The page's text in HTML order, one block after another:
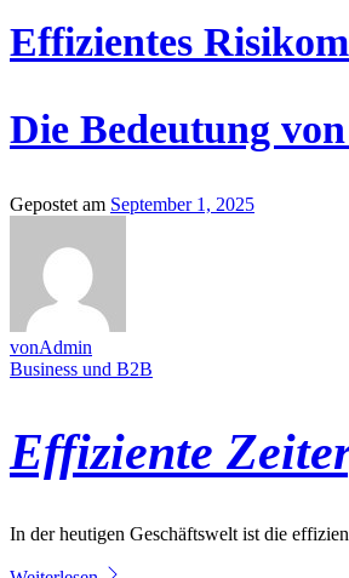
Effizientes
Die Bedeutung
Gepostet am September 1, 2025
vonAdmin
Business und B2B
Effiziente
In der heutigen Geschäftswelt ist die